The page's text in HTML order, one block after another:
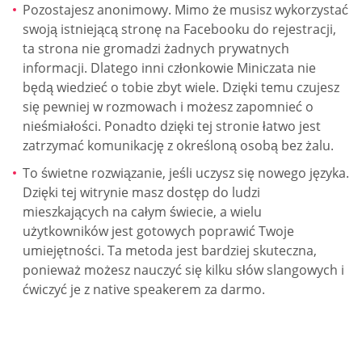
Pozostajesz anonimowy. Mimo że musisz wykorzystać
swoją istniejącą stronę na Facebooku do rejestracji,
ta strona nie gromadzi żadnych prywatnych
informacji. Dlatego inni członkowie Miniczata nie
będą wiedzieć o tobie zbyt wiele. Dzięki temu czujesz
się pewniej w rozmowach i możesz zapomnieć o
nieśmiałości. Ponadto dzięki tej stronie łatwo jest
zatrzymać komunikację z określoną osobą bez żalu.
To świetne rozwiązanie, jeśli uczysz się nowego języka.
Dzięki tej witrynie masz dostęp do ludzi
mieszkających na całym świecie, a wielu
użytkowników jest gotowych poprawić Twoje
umiejętności. Ta metoda jest bardziej skuteczna,
ponieważ możesz nauczyć się kilku słów slangowych i
ćwiczyć je z native speakerem za darmo.